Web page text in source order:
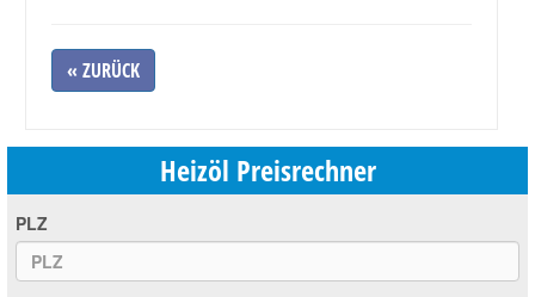
« ZURÜCK
Heizöl Preisrechner
PLZ